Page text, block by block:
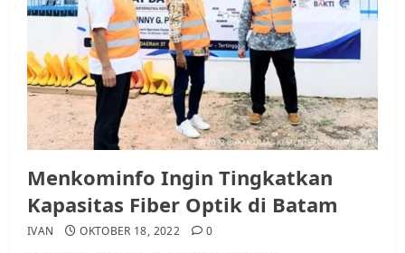
Menkominfo Ingin Tingkatkan
Kapasitas Fiber Optik di Batam
IVAN OKTOBER 18, 2022 0
3
Diambil untuk Sekolah Rakyat
JULI 21, 2026 0
4
Warga Rempang Ajukan
Audiensi dengan Wali Kota
Batam, Soroti Aktivitas yang
JULI 17, 2026 0